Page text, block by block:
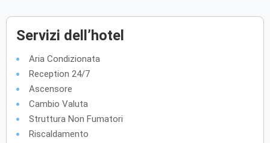
Servizi dell’hotel
Aria Condizionata
Reception 24/7
Ascensore
Cambio Valuta
Struttura Non Fumatori
Riscaldamento